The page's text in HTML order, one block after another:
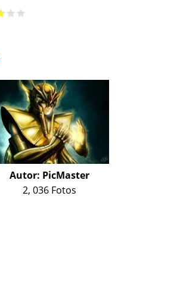
Autor: PicMaster
2, 036 Fotos